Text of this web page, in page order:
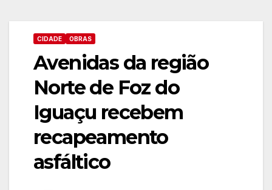
CIDADE OBRAS
Avenidas da região
Norte de Foz do
Iguaçu recebem
recapeamento
asfáltico